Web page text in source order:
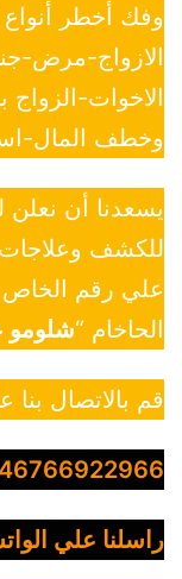
وفك أخطر
الازواج-مرض-
الاخوات-
وخطف المال-
يسعدنا أن نعلن
للكشف وعلاجات
علي رقم الخاص
الحاخام “شلومو
قم بالاتصال بنا
راسلنا علي